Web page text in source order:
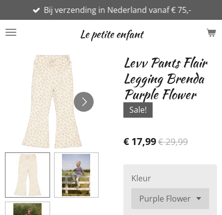
direct
naar
hoofdinhoud
Le petite enfant
Bij verzending in Nederland vanaf € 75,-
Levv Pants Flair
Legging Brenda
Purple Flower
Sale!
€ 17,99€ 29,99
Kleur